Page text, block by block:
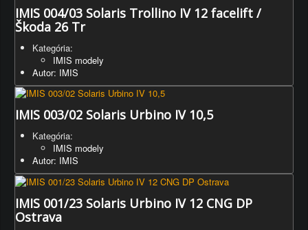
IMIS 004/03 Solaris Trollino IV 12 facelift /
Škoda 26 Tr
Kategória:
IMIS modely
Autor: IMIS
IMIS 003/02 Solaris Urbino IV 10,5
Kategória:
IMIS modely
Autor: IMIS
IMIS 001/23 Solaris Urbino IV 12 CNG DP
Ostrava